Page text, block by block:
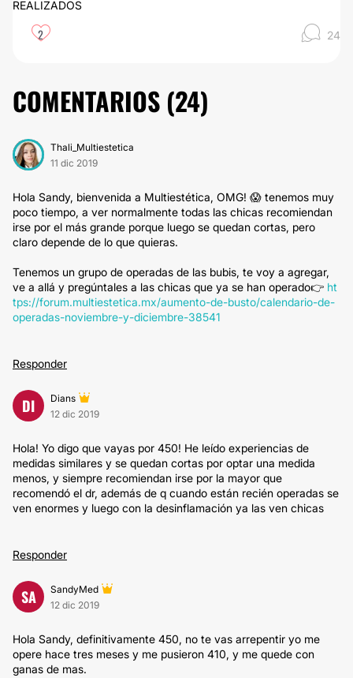
REALIZADOS
2 24
COMENTARIOS (24)
Thali_Multiestetica
11 dic 2019
Hola Sandy, bienvenida a Multiestética, OMG! 😱 tenemos muy
poco tiempo, a ver normalmente todas las chicas recomiendan
irse por el más grande porque luego se quedan cortas, pero
claro depende de lo que quieras.
Tenemos un grupo de operadas de las bubis, te voy a agregar,
ve a allá y pregúntales a las chicas que ya se han operado👉 ht
tps://forum.multiestetica.mx/aumento-de-busto/calendario-de-
operadas-noviembre-y-diciembre-38541
Responder
DI
Dians
12 dic 2019
Hola! Yo digo que vayas por 450! He leído experiencias de
medidas similares y se quedan cortas por optar una medida
menos, y siempre recomiendan irse por la mayor que
recomendó el dr, además de q cuando están recién operadas se
ven enormes y luego con la desinflamación ya las ven chicas
Responder
SA
SandyMed
12 dic 2019
Hola Sandy, definitivamente 450, no te vas arrepentir yo me
opere hace tres meses y me pusieron 410, y me quede con
ganas de mas.